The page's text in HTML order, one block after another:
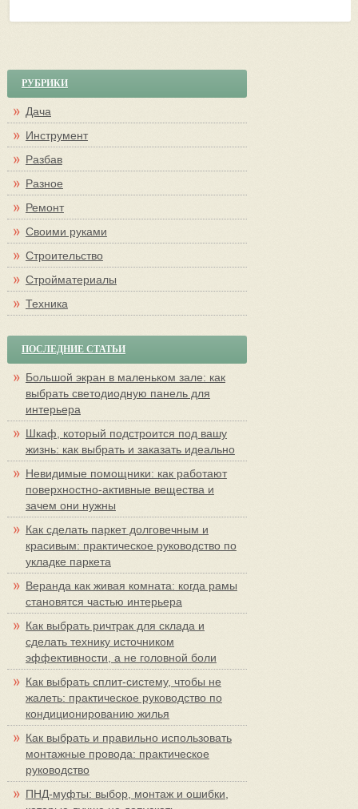
РУБРИКИ
Дача
Инструмент
Разбав
Разное
Ремонт
Своими руками
Строительство
Стройматериалы
Техника
ПОСЛЕДНИЕ СТАТЬИ
Большой экран в маленьком зале: как
выбрать светодиодную панель для
интерьера
Шкаф, который подстроится под вашу
жизнь: как выбрать и заказать идеально
Невидимые помощники: как работают
поверхностно-активные вещества и
зачем они нужны
Как сделать паркет долговечным и
красивым: практическое руководство по
укладке паркета
Веранда как живая комната: когда рамы
становятся частью интерьера
Как выбрать ричтрак для склада и
сделать технику источником
эффективности, а не головной боли
Как выбрать сплит-систему, чтобы не
жалеть: практическое руководство по
кондиционированию жилья
Как выбрать и правильно использовать
монтажные провода: практическое
руководство
ПНД-муфты: выбор, монтаж и ошибки,